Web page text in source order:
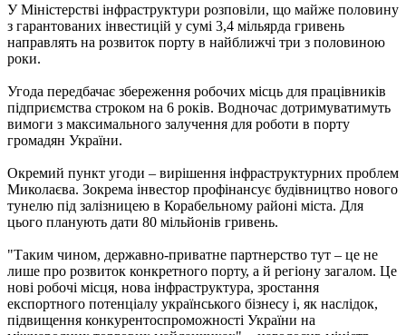
У Міністерстві інфраструктури розповіли, що майже половину
з гарантованих інвестицій у сумі 3,4 мільярда гривень
направлять на розвиток порту в найближчі три з половиною
роки.
Угода передбачає збереження робочих місць для працівників
підприємства строком на 6 років. Водночас дотримуватимуть
вимоги з максимального залучення для роботи в порту
громадян України.
Окремий пункт угоди – вирішення інфраструктурних проблем
Миколаєва. Зокрема інвестор профінансує будівництво нового
тунелю під залізницею в Корабельному районі міста. Для
цього планують дати 80 мільйонів гривень.
"Таким чином, державно-приватне партнерство тут – це не
лише про розвиток конкретного порту, а й регіону загалом. Це
нові робочі місця, нова інфраструктура, зростання
експортного потенціалу українського бізнесу і, як наслідок,
підвищення конкурентоспроможності України на